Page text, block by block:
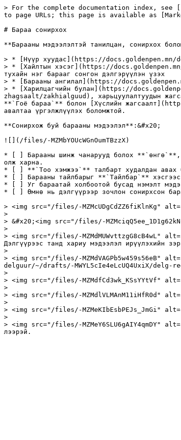
> For the complete documentation index,
to page URLs; this page is available as
# Бараа сонирхох
**Барааны мэдээлэлтэй танилцан, сонирхох
> * [Нүүр хуудас](https://docs.goldenpen.mn/
> * [Хайлтын хэсэг](https://docs.goldenpen.mn/
тухайн нэг барааг сонгон дэлгэрүүлэн үзэх
> * [Барааны ангилал](https://
> * [Харилцагчийн булан](https://
zhagsaalt/zakhialguud), харьцуулалтуудын
**`Гоё бараа`** болон [Хүслийн
авалтаа үргэлжлүүлэх боломжтой.
**Сонирхож буй барааны мэдээлэл**:&#x20;
![](/files/-MZMbYOUcWGnOumTBzzX)
* [ ] Барааны шинж чанарууд болох **`өнгө`**,
олж харна.
* [ ] **`Тоо хэмжээ`** талбарт худалдан авах
* [ ] Барааны тайлбарыг **`Тайлбар`**
* [ ] Уг бараатай холбоотой бусад нэмэлт
* [ ] Өмнө нь дэлгүүрээр зочлон сонирхсон
> <img src="/files/-MZMcUDgCdZZ6fiKlnKg"
>
> &#x20;<img src="/files/-
>
> <img src="/files/-MZMdMUWvttzgG8cB4wL"
Дэлгүүрээс танд хариу мэдээлэл ирүүлэхийн
>
> <img src="/files/-MZMdVAGPb5w459s56eB"
delguur/~/drafts/-MWYL5cIe4eLcUQ4UxiX/
>
> <img src="/files/-MZMdfCd3wk_KSsYYtVf"
>
> <img src="/files/-MZMdlVLMAnM11iHfR0d"
>
> <img src="/files/-MZMeKIbEsbPEJs_JmGi"
>
> <img src="/files/-MZMeY6SLU6gAIY4qmDY"